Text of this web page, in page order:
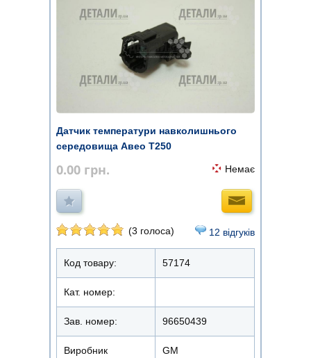
Датчик температури навколишнього
середовища Авео T250
0.00 грн. Немає
(3 голоса) 12 відгуків
Код товару: 57174
Кат. номер:
Зав. номер: 96650439
Виробник GM